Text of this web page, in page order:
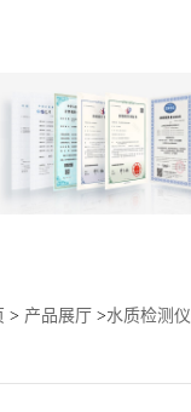
> 产品展厅 >水质检测仪